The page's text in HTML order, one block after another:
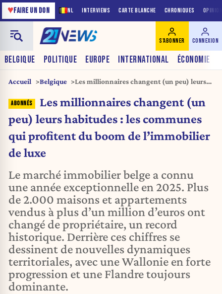
NL INTERVIEWS CARTE BLANCHE CHRONIQUES
♥FAIRE UN DON
BELGIQUE POLITIQUE EUROPE INTERNATIONAL ÉCONOMIE
S'ABONNER CONNEXION
Accueil Belgique
Les millionnaires changent (un peu) leurs
boom de l’immobilier de luxe
Les millionnaires changent (un
peu) leurs habitudes : les communes
qui profitent du boom de l’immobilier
de luxe
Le marché immobilier belge a connu
une année exceptionnelle en 2025. Plus
de 2.000 maisons et appartements
vendus à plus d’un million d’euros ont
changé de propriétaire, un record
historique. Derrière ces chiffres se
dessinent de nouvelles dynamiques
territoriales, avec une Wallonie en forte
progression et une Flandre toujours
dominante.